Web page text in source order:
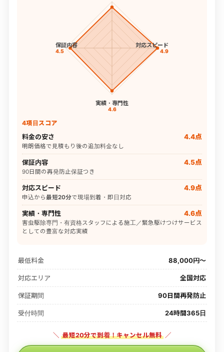
対応スピード
4.9
実績・専門性
4.6
保証内容
4.5
4項目スコア
料金の安さ 4.4点
明朗価格で見積もり後の追加料金なし
保証内容 4.5点
90日間の再発防止保証つき
対応スピード 4.9点
申込から最短20分で現場到着・即日対応
実績・専門性 4.6点
害虫駆除専門・有資格スタッフによる施工／緊急駆けつけサービス
としての豊富な対応実績
最低料金 88,000円〜
対応エリア 全国対応
保証期間 90日間再発防止
受付時間 24時間365日
＼ 最短20分で到着！キャンセル無料 ／